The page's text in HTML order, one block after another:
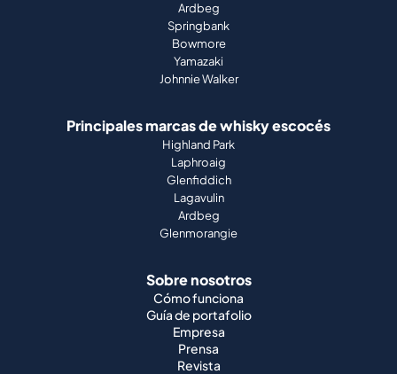
Ardbeg
Springbank
Bowmore
Yamazaki
Johnnie Walker
Principales marcas de whisky escocés
Highland Park
Laphroaig
Glenfiddich
Lagavulin
Ardbeg
Glenmorangie
Sobre nosotros
Cómo funciona
Guía de portafolio
Empresa
Prensa
Revista